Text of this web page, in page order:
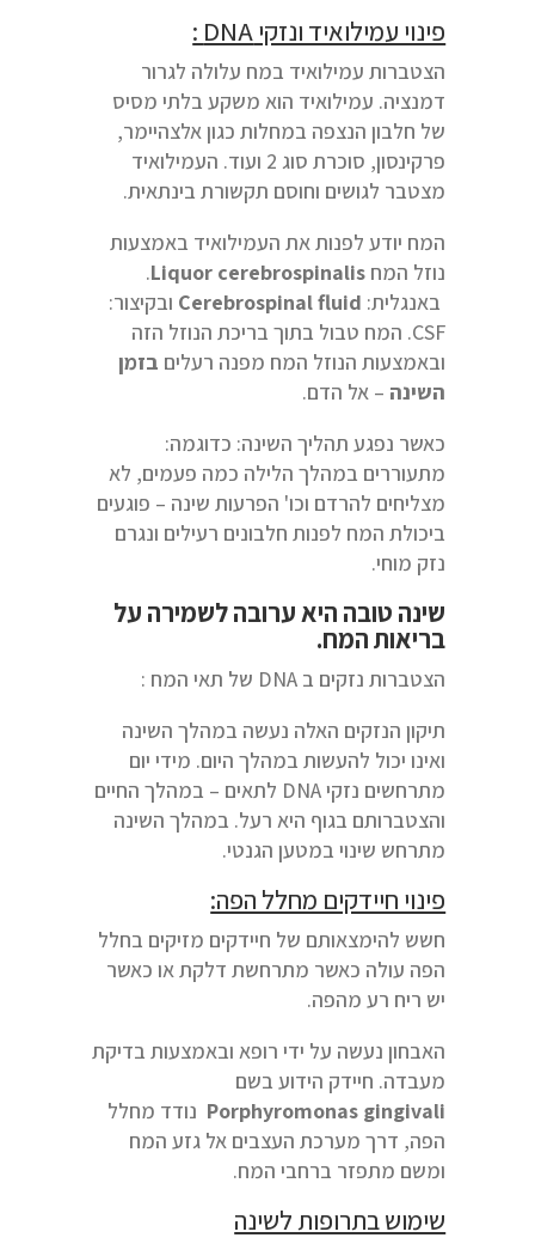
פינוי עמילואיד ונזקיDNA
:
הצטברות עמילואיד במח עלולה לגרור
דמנציה. עמילואיד הוא משקע בלתי מסיס
של חלבון הנצפה במחלות כגון אלצהיימר,
פרקינסון, סוכרת סוג 2 ועוד. העמילואיד
מצטבר לגושים וחוסם תקשורת בינתאית.
המח יודע לפנות את העמילואיד באמצעות
נוזל המח Liquor cerebrospinalis
.
באנגלית: Cerebrospinal fluid ובקיצור:
CSF. המח טבול בתוך בריכת הנוזל הזה
ובאמצעות הנוזל המח מפנה רעלים בזמן
השינה – אל הדם.
כאשר נפגע תהליך השינה: כדוגמה:
מתעוררים במהלך הלילה כמה פעמים, לא
מצליחים להרדם וכו' הפרעות שינה – פוגעים
ביכולת המח לפנות חלבונים רעילים ונגרם
נזק מוחי.
שינה טובה היא ערובה לשמירה על
בריאות המח.
הצטברות נזקים ב DNA של תאי המח :
תיקון הנזקים האלה נעשה במהלך השינה
ואינו יכול להעשות במהלך היום. מידי יום
מתרחשים נזקי DNA לתאים – במהלך החיים
והצטברותם בגוף היא רעל. במהלך השינה
מתרחש שינוי במטען הגנטי.
פינוי חיידקים מחלל הפה:
חשש להימצאותם של חיידקים מזיקים בחלל
הפה עולה כאשר מתרחשת דלקת או כאשר
יש ריח רע מהפה.
האבחון נעשה על ידי רופא ובאמצעות בדיקת
מעבדה. חיידק הידוע בשם
Porphyromonas gingivali נודד מחלל
הפה, דרך מערכת העצבים אל גזע המח
ומשם מתפזר ברחבי המח.
שימוש בתרופות לשינה